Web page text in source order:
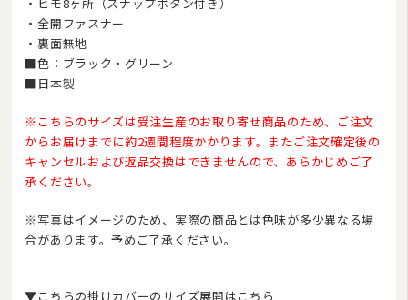
・ヒモ8ヶ所（スナップボタン付き）
・全開ファスナー
・裏面無地
■色：ブラック・グリーン
■日本製
※こちらのサイズは受注生産のお取り寄せ商品のため、ご注文
からお届けまでに約2週間程度かかります。またご注文確定後の
キャンセルおよび返品交換はできませんので、あらかじめご了
承ください。
※写真はイメージのため、実際の商品とは色味が多少異なる場
合があります。予めご了承ください。
▼こちらの掛けカバーのサイズ展開はこちら
特集
2026/08
2
3 4 5 6